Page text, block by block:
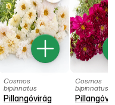
Cosmos
bipinnatus
Pillangóvirág
Cosmos
bipinnatus